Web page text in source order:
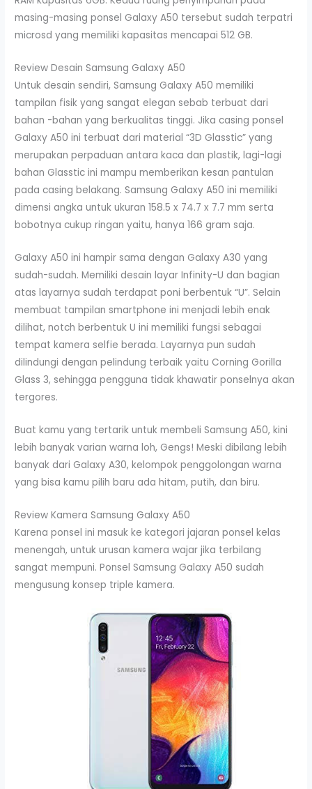
masing-masing ponsel Galaxy A50 tersebut sudah terpatri
microsd yang memiliki kapasitas mencapai 512 GB.
Review Desain Samsung Galaxy A50
Untuk desain sendiri, Samsung Galaxy A50 memiliki
tampilan fisik yang sangat elegan sebab terbuat dari
bahan -bahan yang berkualitas tinggi. Jika casing ponsel
Galaxy A50 ini terbuat dari material “3D Glasstic” yang
merupakan perpaduan antara kaca dan plastik, lagi-lagi
bahan Glasstic ini mampu memberikan kesan pantulan
pada casing belakang. Samsung Galaxy A50 ini memiliki
dimensi angka untuk ukuran 158.5 x 74.7 x 7.7 mm serta
bobotnya cukup ringan yaitu, hanya 166 gram saja.
Galaxy A50 ini hampir sama dengan Galaxy A30 yang
sudah-sudah. Memiliki desain layar Infinity-U dan bagian
atas layarnya sudah terdapat poni berbentuk “U”. Selain
membuat tampilan smartphone ini menjadi lebih enak
dilihat, notch berbentuk U ini memiliki fungsi sebagai
tempat kamera selfie berada. Layarnya pun sudah
dilindungi dengan pelindung terbaik yaitu Corning Gorilla
Glass 3, sehingga pengguna tidak khawatir ponselnya akan
tergores.
Buat kamu yang tertarik untuk membeli Samsung A50, kini
lebih banyak varian warna loh, Gengs! Meski dibilang lebih
banyak dari Galaxy A30, kelompok penggolongan warna
yang bisa kamu pilih baru ada hitam, putih, dan biru.
Review Kamera Samsung Galaxy A50
Karena ponsel ini masuk ke kategori jajaran ponsel kelas
menengah, untuk urusan kamera wajar jika terbilang
sangat mempuni. Ponsel Samsung Galaxy A50 sudah
mengusung konsep triple kamera.